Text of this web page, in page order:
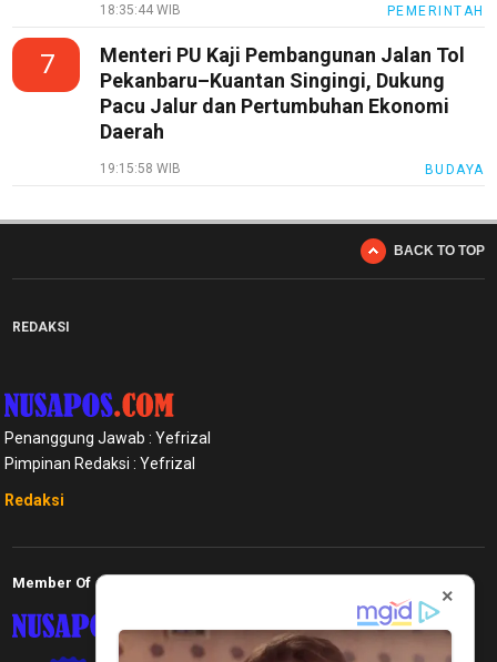
18:35:44 WIB PEMERINTAH
7
Menteri PU Kaji Pembangunan Jalan Tol
Pekanbaru–Kuantan Singingi, Dukung
Pacu Jalur dan Pertumbuhan Ekonomi
Daerah
19:15:58 WIB BUDAYA
BACK TO TOP
REDAKSI
Penanggung Jawab : Yefrizal
Pimpinan Redaksi : Yefrizal
Redaksi
Member Of
×